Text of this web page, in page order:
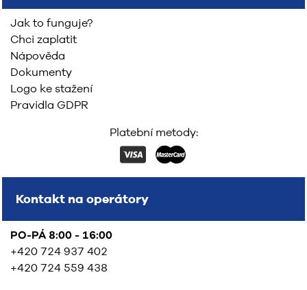
Jak to funguje?
Chci zaplatit
Nápověda
Dokumenty
Logo ke stažení
Pravidla GDPR
Platební metody:
Kontakt na operátory
PO-PÁ 8:00 - 16:00
+420 724 937 402
+420 724 559 438